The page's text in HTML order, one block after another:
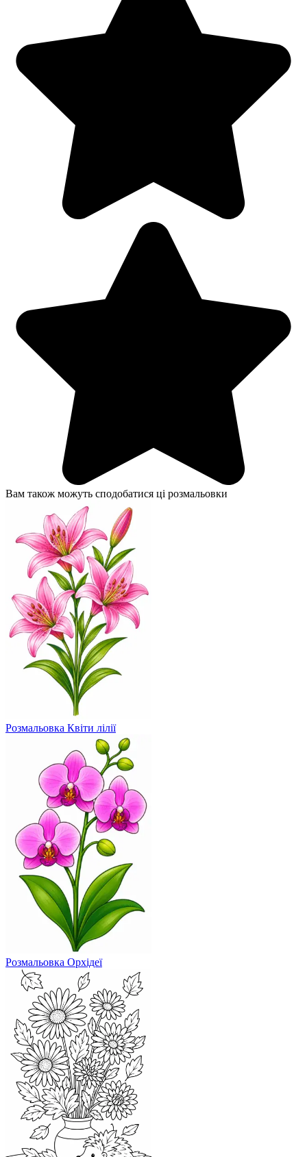
Вам також можуть сподобатися ці розмальовки
Розмальовка Квіти лілії
Розмальовка Орхідеї